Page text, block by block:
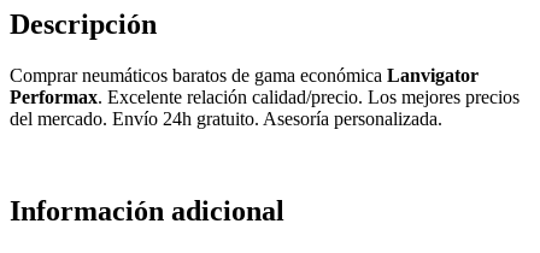
Descripción
Comprar neumáticos baratos de gama económica Lanvigator
Performax. Excelente relación calidad/precio. Los mejores precios
del mercado. Envío 24h gratuito. Asesoría personalizada.
Información adicional